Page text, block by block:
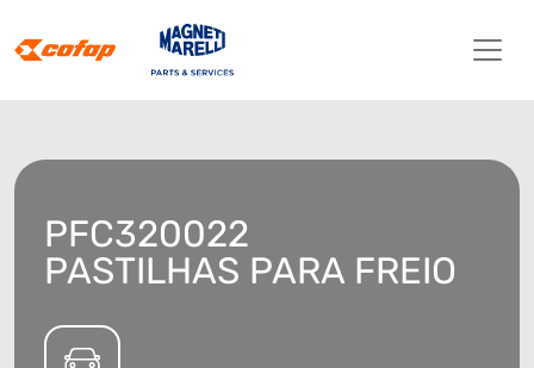
PFC320022
PASTILHAS PARA FREIO